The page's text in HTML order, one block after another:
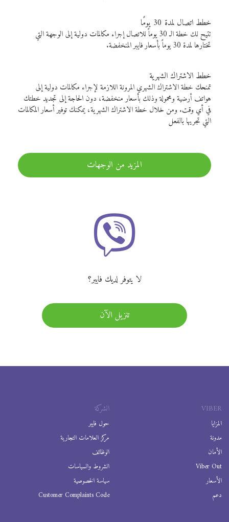
خطط اتصال لمدة 30 يومًا
تتيح لك خطة الـ 30 يوماً للاتصال إجراء مكالمات دولية إلى الوجهة التي
تختارها لمدة 30 يوماً بأسعار فايبر المنخفضة.
خطط الاشتراك الشهرية
تمنحك خطة الاشتراك الشهري المرونة اللازمة لإجراء مكالمات دولية إلى
هواتف أرضية ومحمولة وذلك بأسعار منخفضة، دون الحاجة إلى تجديد خطتك
في أي وقت. ومن خلال خطة الاشتراك الشهرية، يمكنك توفير أسعار المكالمات
التي تجريها بالفعل
المزيد من الوجهات
لا يتوفر لديك فايبر؟
تنزيل الآن
VIBER
المزايا
مدونة
الأمان
Viber Out
الأسعار
دعم
الشركة
حول فايبر
مركز العلامات التجارية
الوظائف
الشروط والسياسات
سياسة الخصوصية
Customer Complaints Code